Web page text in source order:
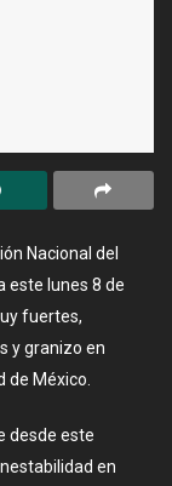
Nacional del
este lunes 8 de
fuertes,
y granizo en
de México.
desde este
en